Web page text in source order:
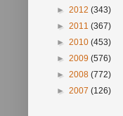
► 2012 (343)
► 2011 (367)
► 2010 (453)
► 2009 (576)
► 2008 (772)
► 2007 (126)